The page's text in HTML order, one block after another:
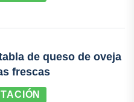
de queso de oveja
frescas